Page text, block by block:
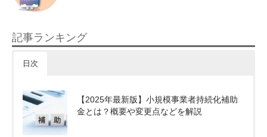
記事ランキング
日次
【2025年最新版】小規模事業者持続化補助
金とは？概要や変更点などを解説